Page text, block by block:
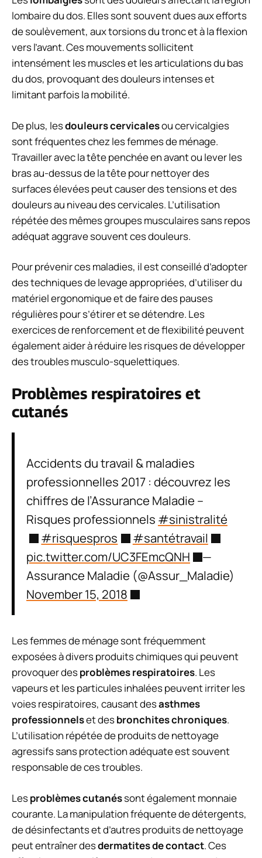
lombaire du dos. Elles sont souvent dues aux efforts
de soulèvement, aux torsions du tronc et à la flexion
vers l’avant. Ces mouvements sollicitent
intensément les muscles et les articulations du bas
du dos, provoquant des douleurs intenses et
limitant parfois la mobilité.
De plus, lesdouleurs cervicalesou cervicalgies
sont fréquentes chez les femmes de ménage.
Travailler avec la tête penchée en avant ou lever les
bras au-dessus de la tête pour nettoyer des
surfaces élevées peut causer des tensions et des
douleurs au niveau des cervicales. L’utilisation
répétée des mêmes groupes musculaires sans repos
adéquat aggrave souvent ces douleurs.
Pour prévenir ces maladies, il est conseillé d’adopter
des techniques de levage appropriées, d’utiliser du
matériel ergonomique et de faire des pauses
régulières pour s’étirer et se détendre. Les
exercices de renforcement et de flexibilité peuvent
également aider à réduire les risques de développer
des troubles musculo-squelettiques.
Problèmes respiratoires et
cutanés
Accidents du travail & maladies
professionnelles 2017 : découvrez les
chiffres de l’Assurance Maladie –
Risques professionnels #sinistralité
#risquespros
#santétravail
pic.twitter.com/UC3FEmcQNH
—
Assurance Maladie (@Assur_Maladie)
November 15, 2018
Les femmes de ménage sont fréquemment
exposées à divers produits chimiques qui peuvent
provoquer desproblèmes respiratoires. Les
vapeurs et les particules inhalées peuvent irriter les
voies respiratoires, causant desasthmes
professionnelset desbronchites chroniques.
L’utilisation répétée de produits de nettoyage
agressifs sans protection adéquate est souvent
responsable de ces troubles.
Lesproblèmes cutanéssont également monnaie
courante. La manipulation fréquente de détergents,
de désinfectants et d’autres produits de nettoyage
peut entraîner desdermatites de contact. Ces